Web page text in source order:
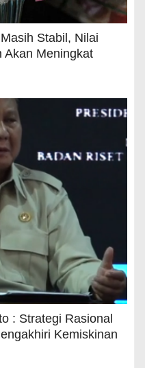
Stabil, Nilai
Akan Meningkat
: Strategi Rasional
Kemiskinan